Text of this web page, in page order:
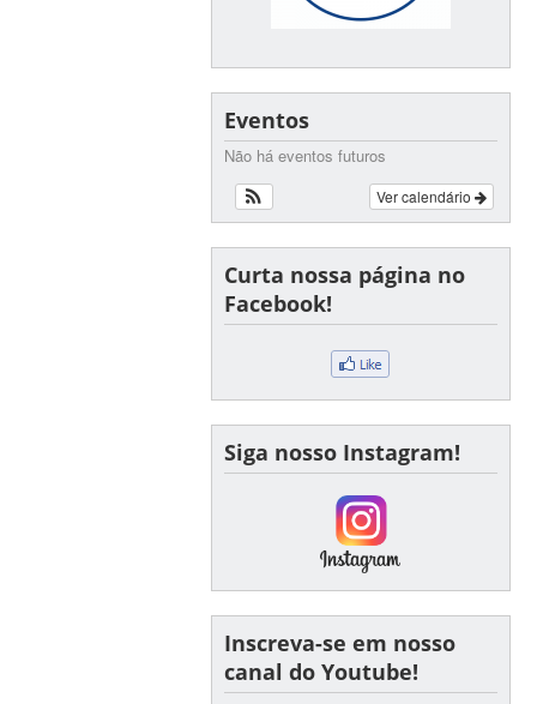
Eventos
Não há eventos futuros
Ver calendário
Curta nossa página no
Facebook!
Siga nosso Instagram!
Inscreva-se em nosso
canal do Youtube!